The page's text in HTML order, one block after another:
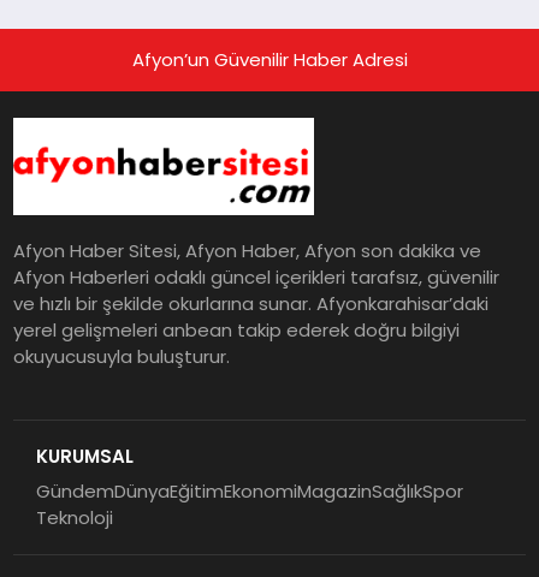
Afyon’un Güvenilir Haber Adresi
Afyon Haber Sitesi, Afyon Haber, Afyon son dakika ve
Afyon Haberleri odaklı güncel içerikleri tarafsız, güvenilir
ve hızlı bir şekilde okurlarına sunar. Afyonkarahisar’daki
yerel gelişmeleri anbean takip ederek doğru bilgiyi
okuyucusuyla buluşturur.
KURUMSAL
GündemDünyaEğitimEkonomiMagazinSağlıkSpor
Teknoloji